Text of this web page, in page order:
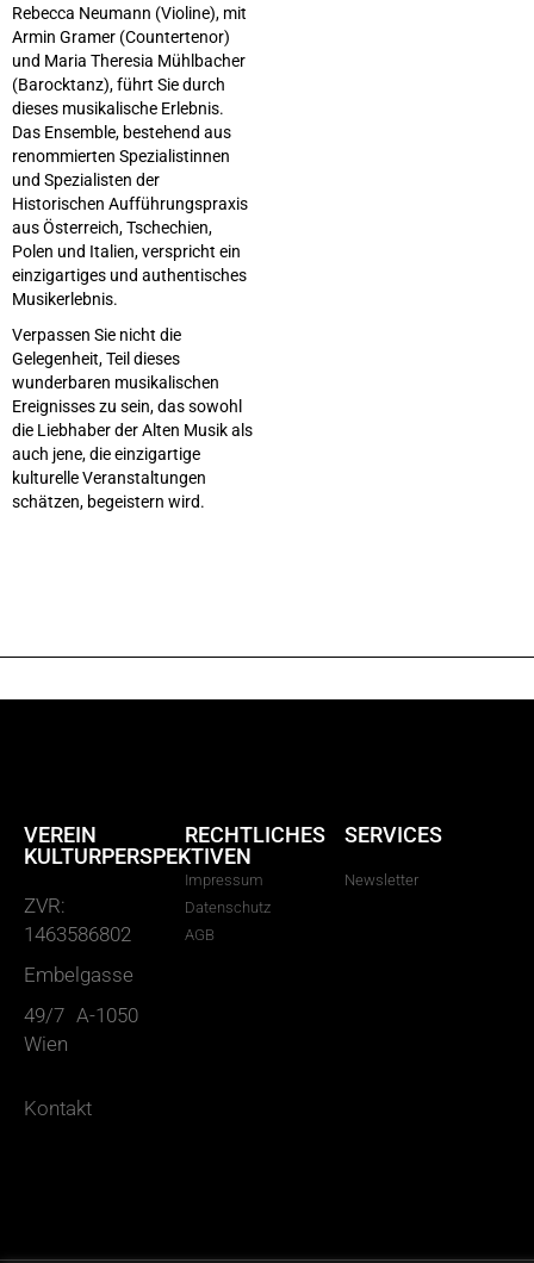
Rebecca Neumann (Violine), mit
Armin Gramer (Countertenor)
und Maria Theresia Mühlbacher
(Barocktanz), führt Sie durch
dieses musikalische Erlebnis.
Das Ensemble, bestehend aus
renommierten Spezialistinnen
und Spezialisten der
Historischen Aufführungspraxis
aus Österreich, Tschechien,
Polen und Italien, verspricht ein
einzigartiges und authentisches
Musikerlebnis.
Verpassen Sie nicht die
Gelegenheit, Teil dieses
wunderbaren musikalischen
Ereignisses zu sein, das sowohl
die Liebhaber der Alten Musik als
auch jene, die einzigartige
kulturelle Veranstaltungen
schätzen, begeistern wird.
VEREIN
KULTURPERSPEKTIVEN
ZVR:
1463586802
Embelgasse
49/7 A-1050
Wien
Kontakt
RECHTLICHES
Impressum
Datenschutz
AGB
SERVICES
Newsletter